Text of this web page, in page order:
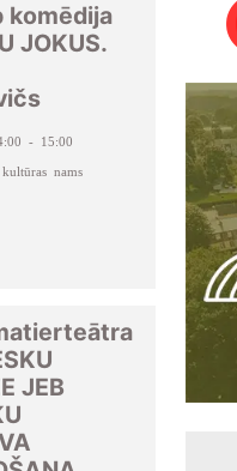
komēdija
JOKUS.
- 15:00
kultūras nams
JEB